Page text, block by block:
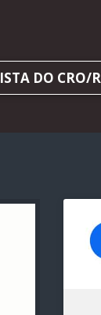
DO CRO/